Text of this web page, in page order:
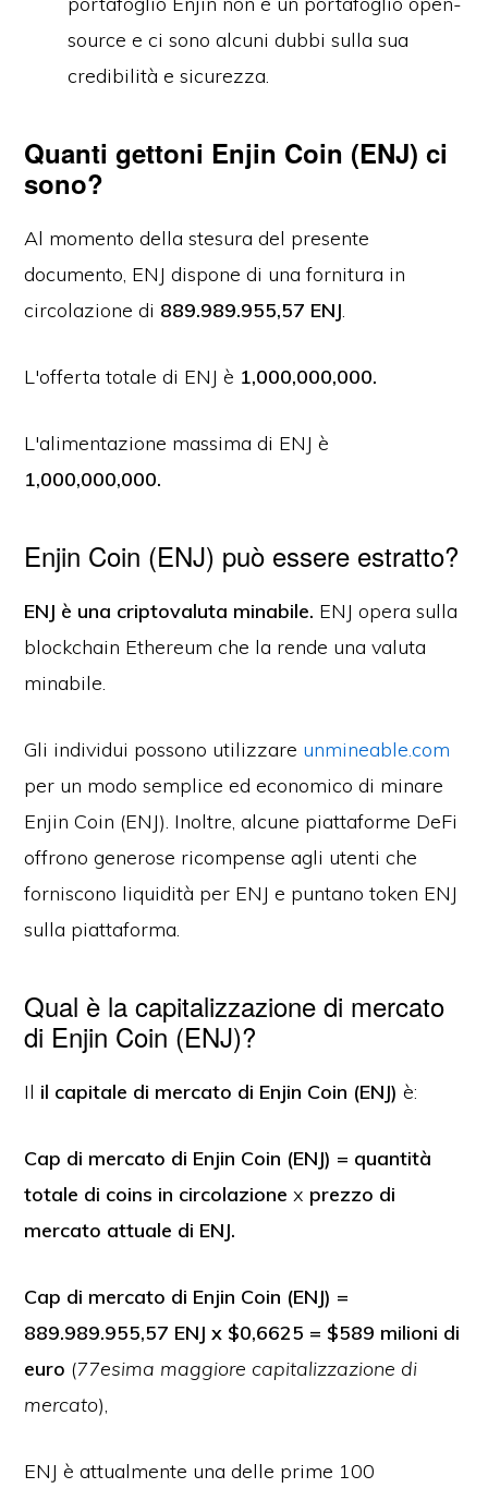
source e ci sono alcuni dubbi sulla sua
credibilità e sicurezza.
Quanti gettoni Enjin Coin (ENJ) ci
sono?
Al momento della stesura del presente
documento, ENJ dispone di una fornitura in
circolazione di 889.989.955,57 ENJ.
L'offerta totale di ENJ è 1,000,000,000.
L'alimentazione massima di ENJ è
1,000,000,000.
Enjin Coin (ENJ) può essere estratto?
ENJ è una criptovaluta minabile. ENJ opera sulla
blockchain Ethereum che la rende una valuta
minabile.
Gli individui possono utilizzare unmineable.com
per un modo semplice ed economico di minare
Enjin Coin (ENJ). Inoltre, alcune piattaforme DeFi
offrono generose ricompense agli utenti che
forniscono liquidità per ENJ e puntano token ENJ
sulla piattaforma.
Qual è la capitalizzazione di mercato
di Enjin Coin (ENJ)?
Il il capitale di mercato di Enjin Coin (ENJ) è:
Cap di mercato di Enjin Coin (ENJ) = quantità
totale di coins in circolazionex prezzo di
mercato attuale di ENJ.
Cap di mercato di Enjin Coin (ENJ) =
889.989.955,57 ENJ x $0,6625 = $589 milioni di
euro (77esima maggiore capitalizzazione di
mercato),
ENJ è attualmente una delle prime 100